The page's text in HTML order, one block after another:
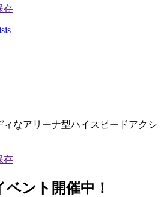
ィなアリーナ型ハイスピードアクシ
ント開催中！